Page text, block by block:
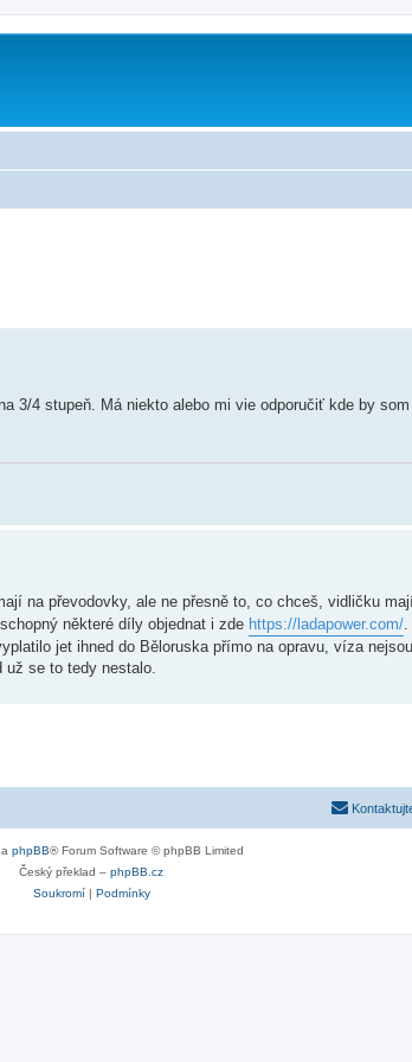
3/4 stupeň. Má niekto alebo mi vie odporučiť kde by
na převodovky, ale ne přesně to, co chceš, vidličku
některé díly objednat i zde https://ladapower.com/.
jet ihned do Běloruska přímo na opravu, víza
už se to tedy nestalo.
phpBB® Forum Software © phpBB Limited
Český překlad – phpBB.cz
Soukromí| Podmínky